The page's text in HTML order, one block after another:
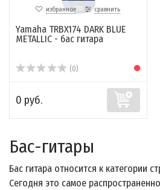
избранное сравнить
Yamaha TRBX174 DARK BLUE
METALLIC - бас гитара
(0)
0 руб.
Бас-гитары
Бас гитара относится к категории
Сегодня это самое